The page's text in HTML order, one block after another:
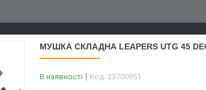
МУШКА СКЛАДНА LEAPERS UTG 45
В наявності Код: 23700951